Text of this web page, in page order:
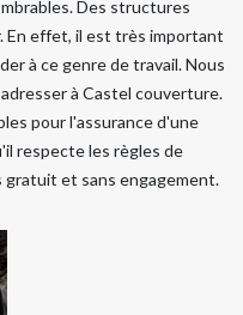
Des structures
En effet, il est très important
à ce genre de travail. Nous
à Castel couverture.
pour l'assurance d'une
respecte les règles de
gratuit et sans engagement.